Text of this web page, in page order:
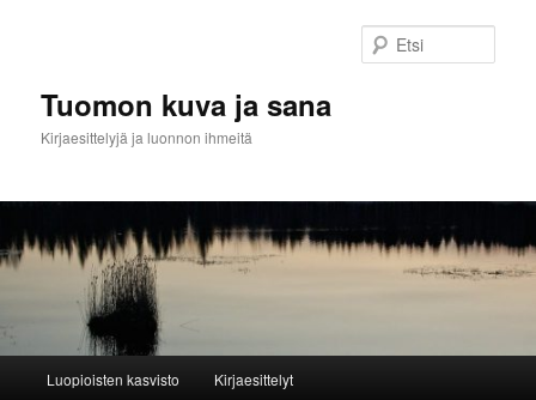
Tuomon kuva ja sana
Kirjaesittelyjä ja luonnon ihmeitä
Luopioisten kasvisto Kirjaesittelyt